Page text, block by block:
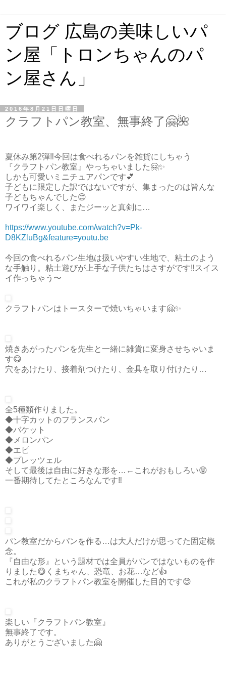
ブログ 広島の美味しいパ
ン屋「トロンちゃんのパ
ン屋さん」
2016年8月21日日曜日
クラフトパン教室、無事終了🤗🌺
夏休み第2弾‼️今回は食べれるパンを雑貨にしちゃう
『クラフトパン教室』やっちゃいました🤗✨
しかも可愛いミニチュアパンです💕
子どもに限定した訳ではないですが、集まったのは皆んな
子どもちゃんでした😊
ワイワイ楽しく、またジーッと真剣に…
https://www.youtube.com/watch?v=Pk-
D8KZluBg&feature=youtu.be
今回の食べれるパン生地は扱いやすい生地で、粘土のよう
な手触り。粘土遊びが上手な子供たちはさすがです‼️スイス
イ作っちゃう〜
クラフトパンはトースターで焼いちゃいます🤗✨
焼きあがったパンを先生と一緒に雑貨に変身させちゃいま
す😋
穴をあけたり、接着剤つけたり、金具を取り付けたり…
全5種類作りました。
◆十字カットのフランスパン
◆バケット
◆メロンパン
◆エピ
◆プレッツェル
そして最後は自由に好きな形を…←これがおもしろい😝
一番期待してたところなんです‼️
パン教室だからパンを作る…は大人だけが思ってた固定概
念。
『自由な形』という題材では全員がパンではないものを作
りました😋くまちゃん、恐竜、お花…など👍
これが私のクラフトパン教室を開催した目的です😊
楽しい『クラフトパン教室』
無事終了です。
ありがとうございました🤗